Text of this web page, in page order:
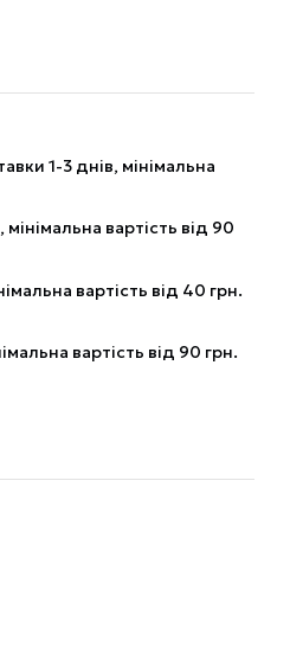
1-3 днів, мінімальна
вартість від 90
вартість від 40 грн.
вартість від 90 грн.